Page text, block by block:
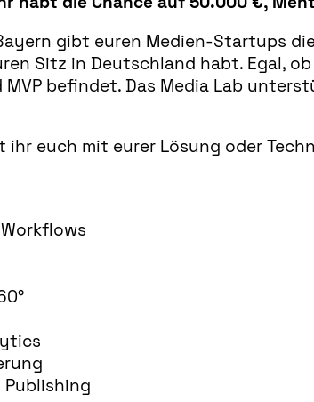
gibt euren Medien-Startups
Sitz in Deutschland habt. Egal,
befindet. Das Media Lab
ihr euch mit eurer Lösung oder
Publishing